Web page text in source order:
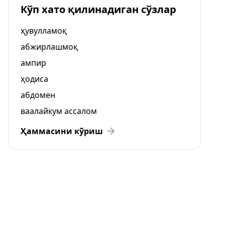
Кўп хато қилинадиган сўзлар
ҳувулламоқ
абжирлашмоқ
ампир
ҳодиса
абдомен
ваалайкум ассалом
Ҳаммасини кўриш